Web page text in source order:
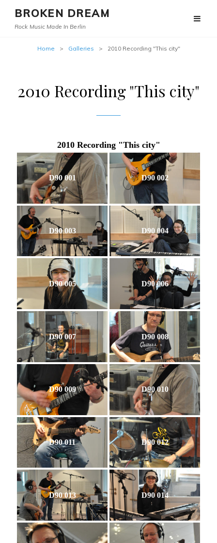
BROKEN DREAM
Rock Music Made In Berlin
Home > Galleries > 2010 Recording "This city"
2010 Recording "This city"
2010 Recording "This city"
D90 001 D90 002
D90 003 D90 004
D90 005 D90 006
D90 007 D90 008
D90 009 D90 010
D90 011 D90 012
D90 013 D90 014